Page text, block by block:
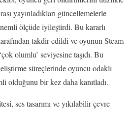
yayınladıkları güncellemelerle
ölçüde iyileştirdi. Bu kararlı
takdir edildi ve oyunun Steam
olumlu’ seviyesine taşıdı. Bu
süreçlerinde oyuncu odaklı
olduğunu bir kez daha kanıtladı.
ses tasarımı ve yıkılabilir çevre